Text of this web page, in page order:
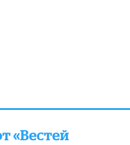
«Вестей